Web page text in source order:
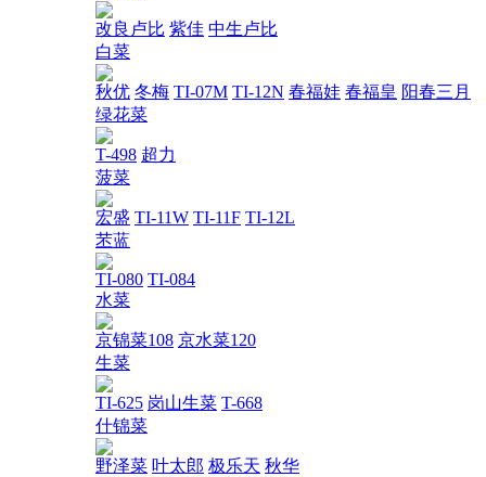
改良卢比 紫佳 中生卢比
白菜
秋优 冬梅 TI-07M TI-12N 春福娃 春福皇 阳春三月
绿花菜
T-498 超力
菠菜
宏盛 TI-11W TI-11F TI-12L
苤蓝
TI-080 TI-084
水菜
京锦菜108 京水菜120
生菜
TI-625 岗山生菜 T-668
什锦菜
野泽菜 叶太郎 极乐天 秋华